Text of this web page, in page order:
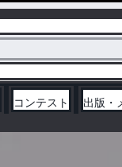
コンテスト 出版・